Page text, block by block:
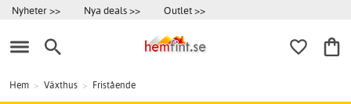
Nyheter >> Nya deals >> Outlet >>
Hem > Växthus > Fristående